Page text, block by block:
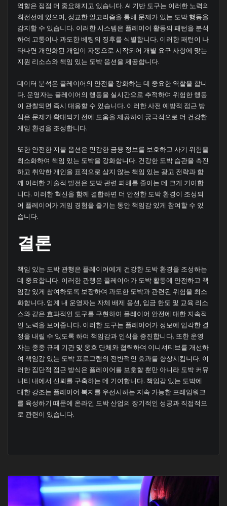
역할은 점점 더 중요해지고 있습니다. AI 기반 도구는 이러한 노력의
최전선에 있으며, 정교한 알고리즘을 통해 문제가 있는 도박 행동을
감지할 수 있습니다. 이러한 시스템은 플레이어 활동의 패턴을 분석
하여 고통이나 과도한 베팅의 징후를 식별합니다. 이러한 패턴이 나
타나면 개인화된 개입이 자동으로 시작되어 개별 요구 사항에 맞는
지원 리소스와 책임 있는 도박 옵션을 제공합니다.
데이터 분석은 플레이어의 안전을 강화하는 데 중요한 역할을 합니
다. 운영자는 플레이어의 행동을 실시간으로 추적하여 위험한 행동
이 관찰되면 즉시 대응할 수 있습니다. 이러한 사전 예방적 접근 방
식은 문제가 확대되기 전에 도움을 제공하여 궁극적으로 더 건강한
게임 환경을 조성합니다.
또한 안전한 지불 옵션은 민감한 금융 정보를 보호하고 사기 위험을
최소화하여 책임 있는 도박을 강화합니다. 건강한 도박 습관을 촉진
하고 취약한 개인을 표적으로 삼지 않는 책임 있는 광고 전략과 함
께 이러한 기술적 발전은 도박 관련 피해를 줄이는 데 크게 기여합
니다. 이러한 혁신을 함께 결합하면 더 안전한 도박 환경이 조성되
어 플레이어가 게임 경험을 즐기는 동안 책임감 있게 참여할 수 있
습니다.
결론
책임 있는 도박 관행은 플레이어에게 건강한 도박 환경을 조성하는
데 중요합니다. 이러한 관행은 플레이어가 도박 활동에 안전하고 책
임감 있게 참여하도록 보장하여 과도한 도박과 관련된 위험을 최소
화합니다. 업계 내 운영자는 자체 배제 옵션, 입금 한도 및 교육 리소
스와 같은 효과적인 도구를 구현하여 플레이어 안전에 대한 지속적
인 노력을 보여줍니다. 이러한 도구는 플레이어가 정보에 입각한 결
정을 내릴 수 있도록 하여 책임감과 인식을 증진합니다. 또한 운영
자는 종종 규제 기관 및 옹호 단체와 협력하여 이니셔티브를 개선하
여 책임감 있는 도박 프로그램의 전반적인 효과를 향상시킵니다. 이
러한 집단적 접근 방식은 플레이어를 보호할 뿐만 아니라 도박 커뮤
니티 내에서 신뢰를 구축하는 데 기여합니다. 책임감 있는 도박에
대한 강조는 플레이어 복지를 우선시하는 지속 가능한 프레임워크
를 육성하기 때문에 온라인 도박 산업의 장기적인 성공과 직접적으
로 관련이 있습니다.